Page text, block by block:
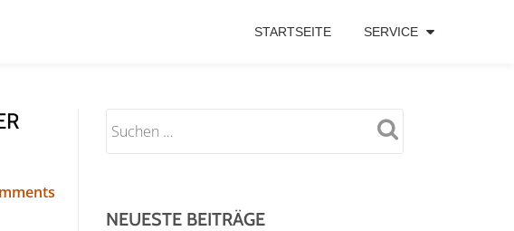
STARTSEITE SERVICE
NEUESTE BEITRÄGE